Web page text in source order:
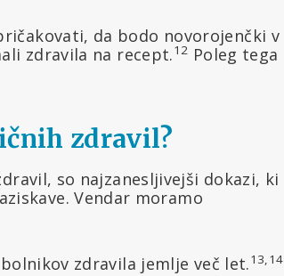
da bodo novorojenčki v
zdravila na recept.12 Poleg tega
zdravil?
so najzanesljivejši dokazi, ki
Vendar moramo
zdravila jemlje več let.13,14